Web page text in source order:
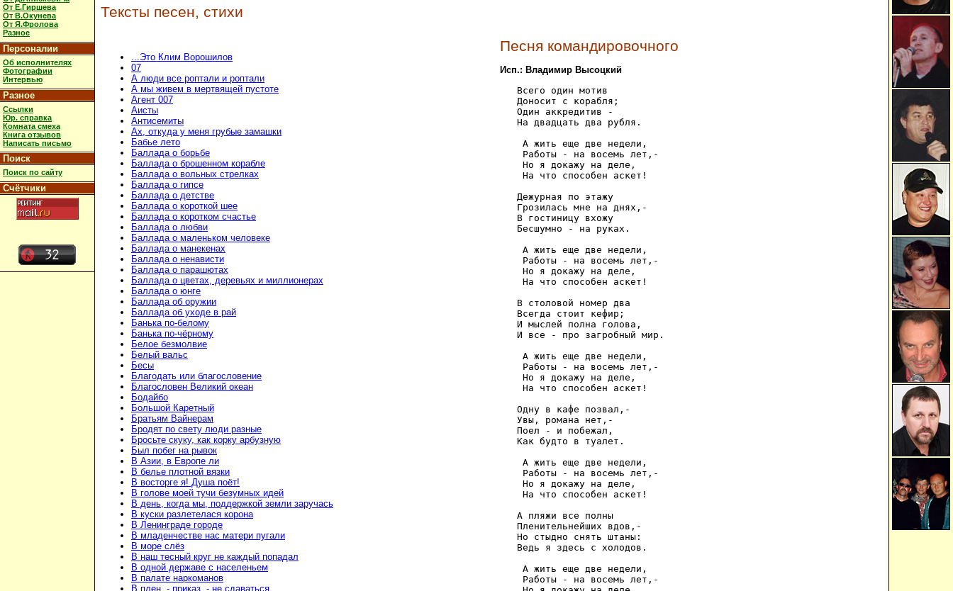
От Е.Гиршева
От В.Окунева
От Я.Фролова
Разное
Персоналии
Об исполнителях
Фотографии
Интервью
Разное
Ссылки
Юр. справка
Комната смеха
Книга отзывов
Написать письмо
Поиск
Поиск по сайту
Счётчики
Тексты песен, стихи
...Это Клим Ворошилов
07
А люди все роптали и роптали
А мы живем в мертвящей пустоте
Агент 007
Аисты
Антисемиты
Ах, откуда у меня грубые замашки
Бабье лето
Баллада о борьбе
Баллада о брошенном корабле
Баллада о вольных стрелках
Баллада о гипсе
Баллада о детстве
Баллада о короткой шее
Баллада о коротком счастье
Баллада о любви
Баллада о маленьком человеке
Баллада о манекенах
Баллада о ненависти
Баллада о парашютах
Баллада о цветах, деревьях и миллионерах
Баллада о юнге
Баллада об оружии
Баллада об уходе в рай
Банька по-белому
Банька по-чёрному
Белое безмолвие
Белый вальс
Бесы
Благодать или благословение
Благословен Великий океан
Бодайбо
Большой Каретный
Братьям Вайнерам
Бродят по свету люди разные
Бросьте скуку, как корку арбузную
Был побег на рывок
В Азии, в Европе ли
В белье плотной вязки
В восторге я! Душа поёт!
В голове моей тучи безумных идей
В день, когда мы, поддержкой земли заручась
В куски разлетелася корона
В Ленинграде городе
В младенчестве нас матери пугали
В море слёз
В наш тесный круг не каждый попадал
В одной державе с населеньем
В палате наркоманов
В плен, - приказ, - не сдаваться
Песня командировочного
Исп.: Владимир Высоцкий
   Всего один мотив
   Доносит с корабля;
   Один аккредитив -
   На двадцать два рубля.
    А жить еще две недели,
    Работы - на восемь лет,-
    Но я докажу на деле,
    На что способен аскет!
   Дежурная по этажу
   Грозилась мне на днях,-
   В гостиницу вхожу
   Бесшумно - на руках.
    А жить еще две недели,
    Работы - на восемь лет,-
    Но я докажу на деле,
    На что способен аскет!
   В столовой номер два
   Всегда стоит кефир;
   И мыслей полна голова,
   И все - про загробный мир.
    А жить еще две недели,
    Работы - на восемь лет,-
    Но я докажу на деле,
    На что способен аскет!
   Одну в кафе позвал,-
   Увы, романа нет,-
   Поел - и побежал,
   Как будто в туалет.
    А жить еще две недели,
    Работы - на восемь лет,-
    Но я докажу на деле,
    На что способен аскет!
   А пляжи все полны
   Пленительнейших вдов,-
   Но стыдно снять штаны:
   Ведь я здесь с холодов.
    А жить еще две недели,
    Работы - на восемь лет,-